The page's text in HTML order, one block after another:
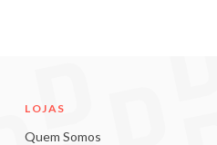
LOJAS
Quem Somos